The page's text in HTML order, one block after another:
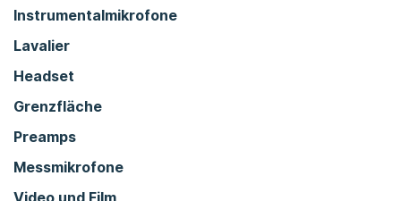
Instrumentalmikrofone
Lavalier
Headset
Grenzfläche
Preamps
Messmikrofone
Video und Film